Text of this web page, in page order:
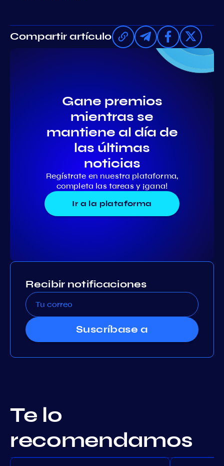
Compartir artículo
Gane premios
mientras se
mantiene al día de
las últimas
noticias
Regístrate en nuestra plataforma,
completa las tareas y ¡gana!
Ir a la plataforma
Recibir notificaciones
Suscríbase a
Te lo
recomendamos